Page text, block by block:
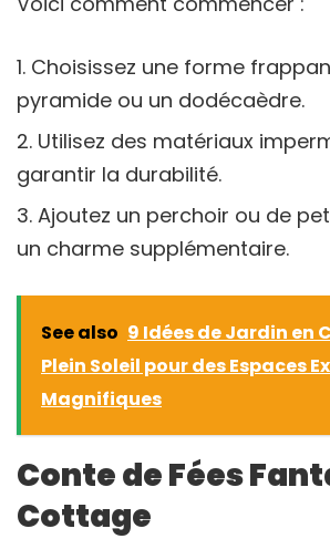
Choisissez une forme
pyramide ou un dodécaèdre.
Utilisez des matériaux
garantir la durabilité.
Ajoutez un perchoir ou de
un charme supplémentaire.
See also 9 Idées de Jardin en
Plein Soleil pour des Espaces
Magnifiques
Conte de Fées
Cottage